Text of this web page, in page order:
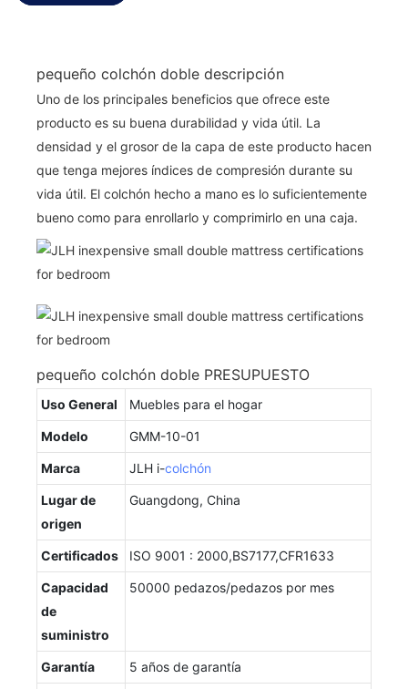
pequeño colchón doble descripción
Uno de los principales beneficios que ofrece este
producto es su buena durabilidad y vida útil. La
densidad y el grosor de la capa de este producto hacen
que tenga mejores índices de compresión durante su
vida útil. El colchón hecho a mano es lo suficientemente
bueno como para enrollarlo y comprimirlo en una caja.
pequeño colchón doble PRESUPUESTO
Uso General Muebles para el hogar
Modelo GMM-10-01
Marca JLH i-colchón
Lugar de
origen
Guangdong, China
Certificados ISO 9001 : 2000,BS7177,CFR1633
Capacidad
de
suministro
50000 pedazos/pedazos por mes
Garantía 5 años de garantía